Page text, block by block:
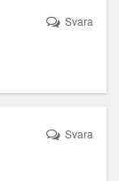
Svara
Svara